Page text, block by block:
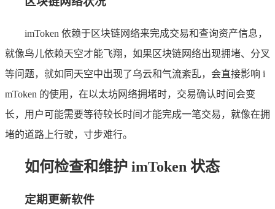
imToken 依赖于区块链网络来完成交易和查询资产信息，
就像鸟儿依赖天空才能飞翔，如果区块链网络出现拥堵、分叉
等问题，就如同天空中出现了乌云和气流紊乱，会直接影响 i
mToken 的使用，在以太坊网络拥堵时，交易确认时间会变
长，用户可能需要等待较长时间才能完成一笔交易，就像在拥
堵的道路上行驶，寸步难行。
如何检查和维护 imToken 状态
定期更新软件